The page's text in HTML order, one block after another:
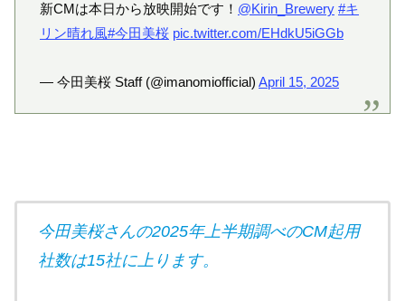
新CMは本日から放映開始です！ @Kirin_Brewery #キ
リン晴れ風#今田美桜 pic.twitter.com/EHdkU5iGGb
— 今田美桜 Staff (@imanomiofficial) April 15, 2025
今田美桜さんの2025年上半期調べのCM起用
社数は15社に上ります。